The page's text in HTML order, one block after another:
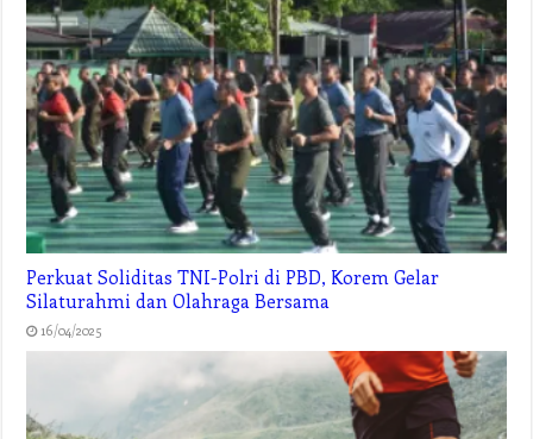
Perkuat Soliditas TNI-Polri di PBD, Korem Gelar
Silaturahmi dan Olahraga Bersama
16/04/2025